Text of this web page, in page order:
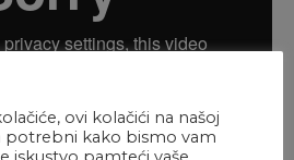
ovi kolačići na našoj
potrebni kako bismo vam